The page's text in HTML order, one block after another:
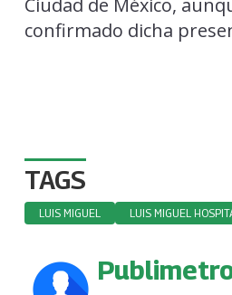
confirmado dicha
TAGS
LUIS MIGUEL LUIS MIGUEL